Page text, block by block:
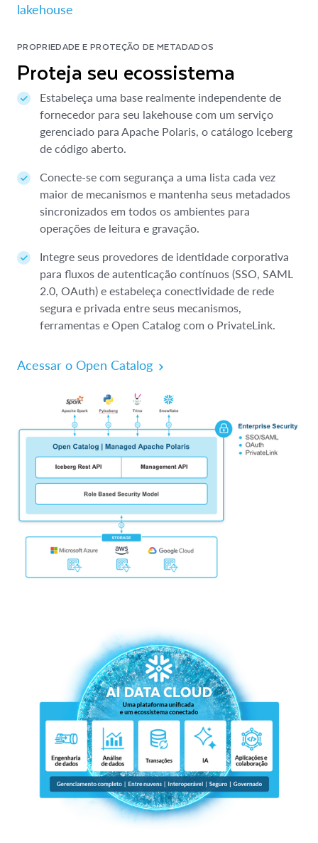
lakehouse
PROPRIEDADE E PROTEÇÃO DE METADADOS
Proteja seu ecossistema
Estabeleça uma base realmente independente de
fornecedor para seu lakehouse com um serviço
gerenciado para Apache Polaris, o catálogo Iceberg
de código aberto.
Conecte-se com segurança a uma lista cada vez
maior de mecanismos e mantenha seus metadados
sincronizados em todos os ambientes para
operações de leitura e gravação.
Integre seus provedores de identidade corporativa
para fluxos de autenticação contínuos (SSO, SAML
2.0, OAuth) e estabeleça conectividade de rede
segura e privada entre seus mecanismos,
ferramentas e Open Catalog com o PrivateLink.
Acessar o Open Catalog